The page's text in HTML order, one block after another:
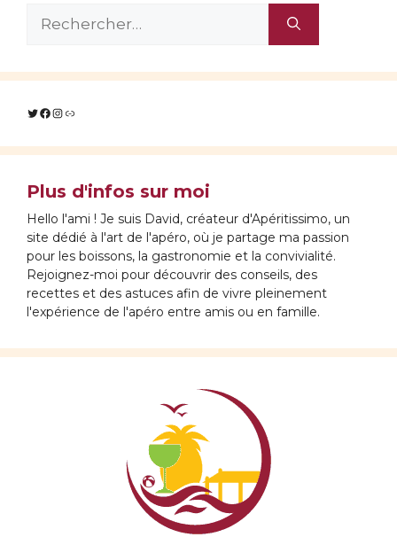
Rechercher :
Twitter
Facebook
Instagram
Lien
Plus d'infos sur moi
Hello l'ami ! Je suis David, créateur d'Apéritissimo, un
site dédié à l'art de l'apéro, où je partage ma passion
pour les boissons, la gastronomie et la convivialité.
Rejoignez-moi pour découvrir des conseils, des
recettes et des astuces afin de vivre pleinement
l'expérience de l'apéro entre amis ou en famille.